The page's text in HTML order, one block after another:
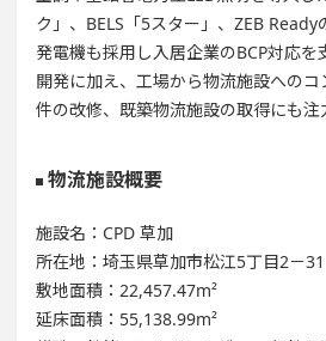
ク」、BELS「5スター」、ZEB
発電機も採用し入居企業のBCP対応
開発に加え、工場から物流施設への
件の改修、既築物流施設の取得にも注
物流施設概要
施設名：CPD 草加
所在地：埼玉県草加市松江5丁目2－31
敷地面積：22,457.47m²
延床面積：55,138.99m²